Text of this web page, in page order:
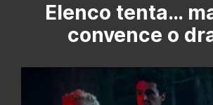
Elenco tenta…
convence o